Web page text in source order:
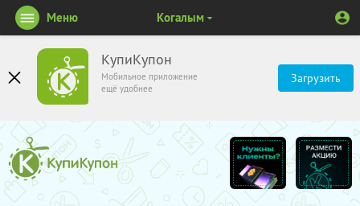
КупиКупон
Мобильное приложение
ещё удобнее
Загрузить
Меню Когалым